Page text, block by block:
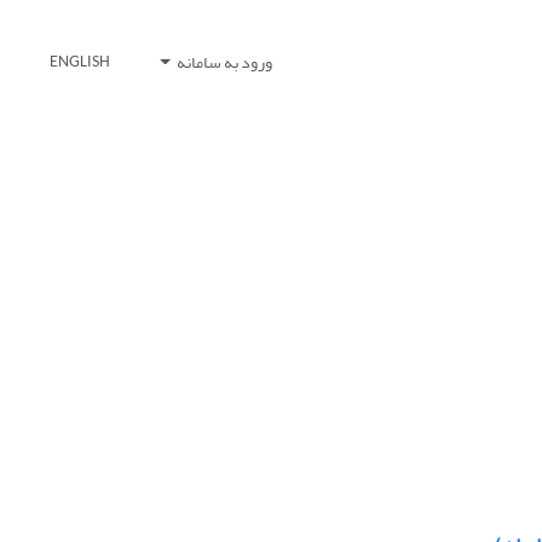
ورود به سامانه ENGLISH